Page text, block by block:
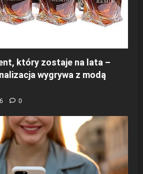
który zostaje na lata –
wygrywa z modą
0